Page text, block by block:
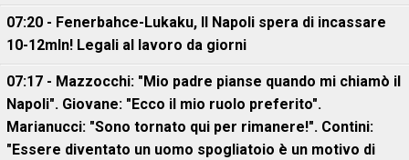
07:20 - Fenerbahce-Lukaku, ll Napoli spera di incassare
10-12mln! Legali al lavoro da giorni
07:17 - Mazzocchi: "Mio padre pianse quando mi chiamò il
Napoli". Giovane: "Ecco il mio ruolo preferito".
Marianucci: "Sono tornato qui per rimanere!". Contini:
"Essere diventato un uomo spogliatoio è un motivo di